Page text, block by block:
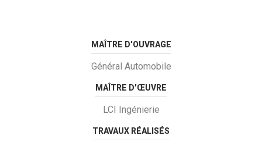
MAÎTRE D'OUVRAGE
Général Automobile
MAÎTRE D'ŒUVRE
LCI Ingénierie
TRAVAUX RÉALISÉS